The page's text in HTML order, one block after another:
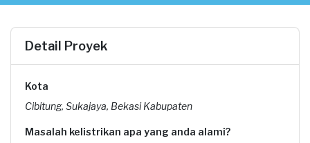
Detail Proyek
Kota
Cibitung, Sukajaya, Bekasi Kabupaten
Masalah kelistrikan apa yang anda alami?